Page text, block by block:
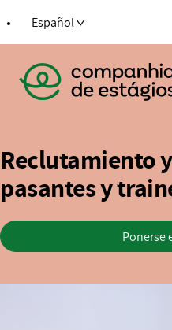
contenido
Español
Reclutamiento
pasantes y
Ponerse